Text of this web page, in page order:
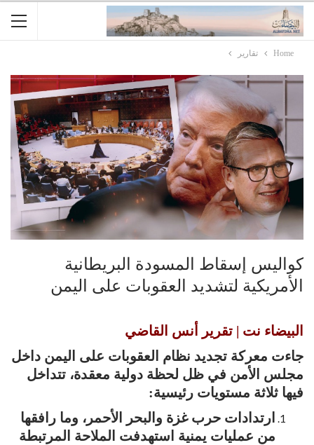
Home تقارير
كواليس إسقاط المسودة البريطانية
الأمريكية لتشديد العقوبات على اليمن
البيضاء نت | تقرير أنس القاضي
جاءت معركة تجديد نظام العقوبات على اليمن داخل
مجلس الأمن في ظل لحظة دولية معقدة، تتداخل
فيها ثلاثة مستويات رئيسية:
ارتدادات حرب غزة والبحر الأحمر، وما رافقها
من عمليات يمنية استهدفت الملاحة المرتبطة